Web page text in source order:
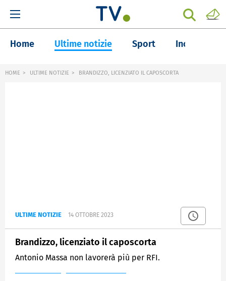
Home Ultime notizie Sport Inchieste
HOME ULTIME NOTIZIE BRANDIZZO, LICENZIATO IL CAPOSCORTA
ULTIME NOTIZIE 14 OTTOBRE 2023
Brandizzo, licenziato il caposcorta
Antonio Massa non lavorerà più per RFI.